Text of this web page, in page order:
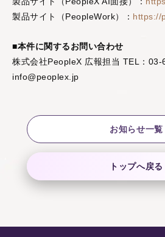
製品サイト（PeopleWork）： https://
■本件に関するお問い合わせ
株式会社PeopleX 広報担当 TEL：03-
info@peoplex.jp
お知らせ一覧
トップへ戻る